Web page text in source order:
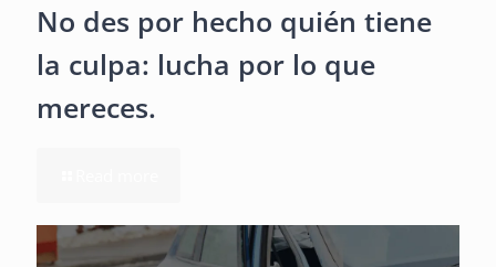
No des por hecho quién tiene
la culpa: lucha por lo que
mereces.